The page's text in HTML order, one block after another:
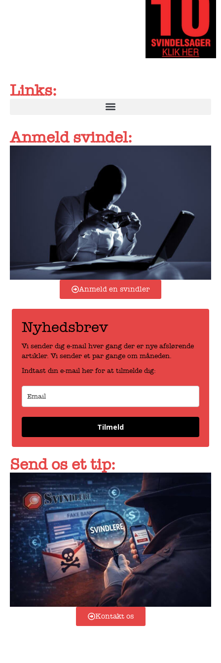
Links:
Anmeld svindel:
Anmeld en svindler
Nyhedsbrev
Vi sender dig e-mail hver gang der er nye afslørende
artikler. Vi sender et par gange om måneden.
Indtast din e-mail her for at tilmelde dig:
Tilmeld
Send os et tip:
Kontakt os